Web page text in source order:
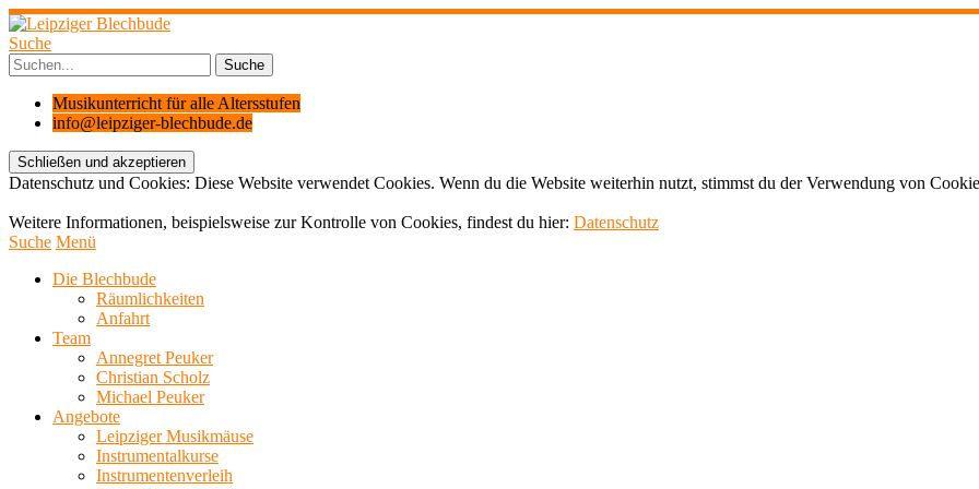
Suche
Musikunterricht für alle Altersstufen
info@leipziger-blechbude.de
Datenschutz und Cookies: Diese Website verwendet Cookies. Wenn du die Website weiterhin nutzt, stimmst du der Verwendung von
Weitere Informationen, beispielsweise zur Kontrolle von Cookies, findest du hier: Datenschutz
Suche Menü
Die Blechbude
Räumlichkeiten
Anfahrt
Team
Annegret Peuker
Christian Scholz
Michael Peuker
Angebote
Leipziger Musikmäuse
Instrumentalkurse
Instrumentenverleih